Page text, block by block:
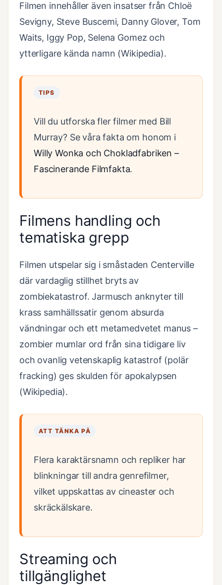
Filmen innehåller även insatser från Chloë
Sevigny, Steve Buscemi, Danny Glover, Tom
Waits, Iggy Pop, Selena Gomez och
ytterligare kända namn (Wikipedia).
TIPS
Vill du utforska fler filmer med Bill
Murray? Se våra fakta om honom i
Willy Wonka och Chokladfabriken –
Fascinerande Filmfakta.
Filmens handling och
tematiska grepp
Filmen utspelar sig i småstaden Centerville
där vardaglig stillhet bryts av
zombiekatastrof. Jarmusch anknyter till
krass samhällssatir genom absurda
vändningar och ett metamedvetet manus –
zombier mumlar ord från sina tidigare liv
och ovanlig vetenskaplig katastrof (polär
fracking) ges skulden för apokalypsen
(Wikipedia).
ATT TÄNKA PÅ
Flera karaktärsnamn och repliker har
blinkningar till andra genrefilmer,
vilket uppskattas av cineaster och
skräckälskare.
Streaming och
tillgänglighet